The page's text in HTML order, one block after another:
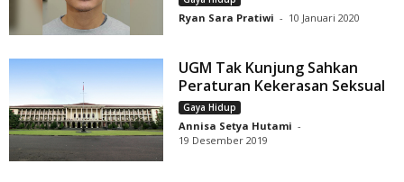
Ryan Sara Pratiwi - 10 Januari 2020
UGM Tak Kunjung Sahkan
Peraturan Kekerasan Seksual
Gaya Hidup
Annisa Setya Hutami -
19 Desember 2019